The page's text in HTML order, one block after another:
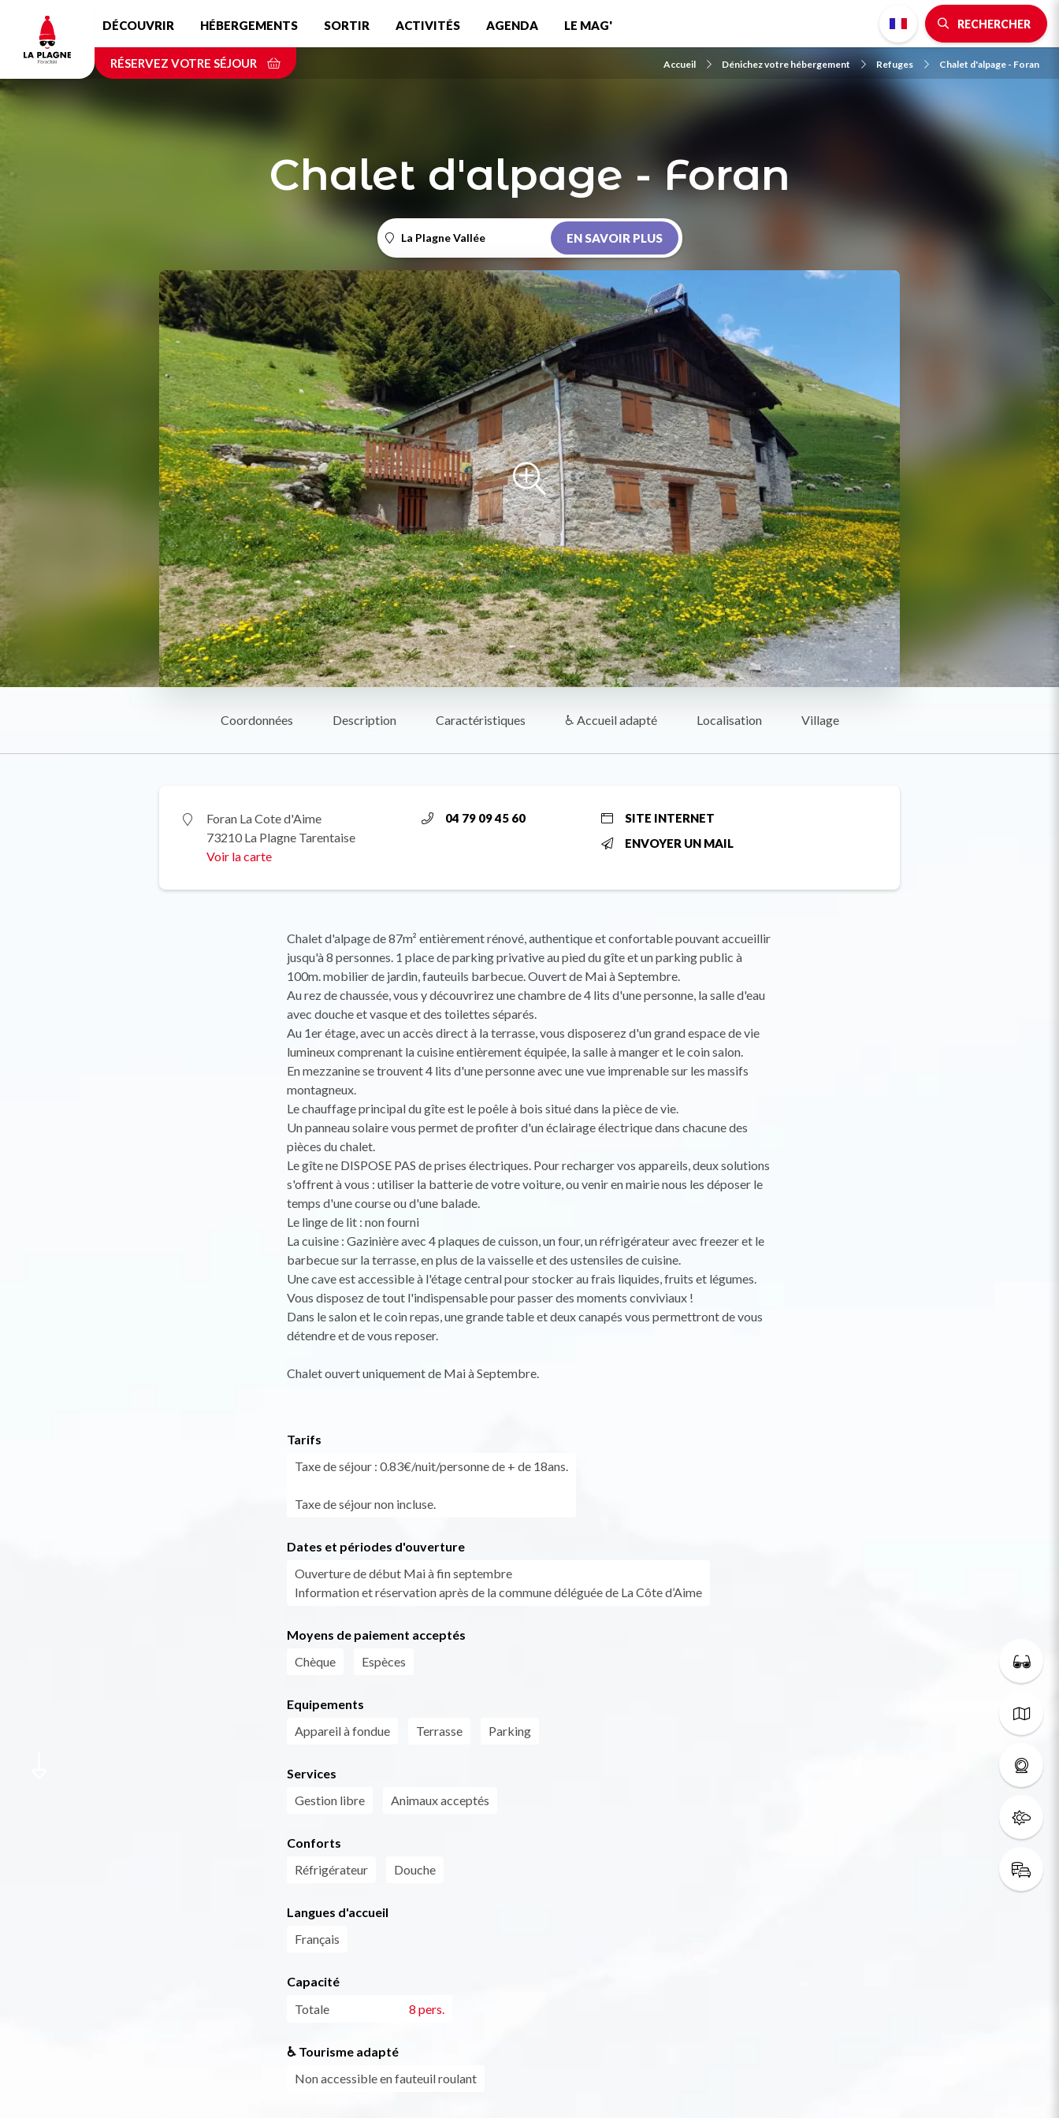
contenu
principal
DÉCOUVRIR HÉBERGEMENTS SORTIR ACTIVITÉS AGENDA LE MAG' RECHERCHER
RÉSERVEZ VOTRE SÉJOUR Accueil Dénichez votre hébergement Refuges Chalet d'alpage - Foran
Chalet d'alpage - Foran
La Plagne Vallée EN SAVOIR PLUS
Coordonnées Description Caractéristiques ♿ Accueil adapté Localisation Village
Foran La Cote d'Aime
73210 La Plagne Tarentaise
Voir la carte
04 79 09 45 60
SITE INTERNET
ENVOYER UN MAIL
Chalet d'alpage de 87m² entièrement rénové, authentique et confortable pouvant accueillir
jusqu'à 8 personnes. 1 place de parking privative au pied du gîte et un parking public à
100m. mobilier de jardin, fauteuils barbecue. Ouvert de Mai à Septembre.
Au rez de chaussée, vous y découvrirez une chambre de 4 lits d'une personne, la salle d'eau
avec douche et vasque et des toilettes séparés.
Au 1er étage, avec un accès direct à la terrasse, vous disposerez d'un grand espace de vie
lumineux comprenant la cuisine entièrement équipée, la salle à manger et le coin salon.
En mezzanine se trouvent 4 lits d'une personne avec une vue imprenable sur les massifs
montagneux.
Le chauffage principal du gîte est le poêle à bois situé dans la pièce de vie.
Un panneau solaire vous permet de profiter d'un éclairage électrique dans chacune des
pièces du chalet.
Le gîte ne DISPOSE PAS de prises électriques. Pour recharger vos appareils, deux solutions
s'offrent à vous : utiliser la batterie de votre voiture, ou venir en mairie nous les déposer le
temps d'une course ou d'une balade.
Le linge de lit : non fourni
La cuisine : Gazinière avec 4 plaques de cuisson, un four, un réfrigérateur avec freezer et le
barbecue sur la terrasse, en plus de la vaisselle et des ustensiles de cuisine.
Une cave est accessible à l'étage central pour stocker au frais liquides, fruits et légumes.
Vous disposez de tout l'indispensable pour passer des moments conviviaux !
Dans le salon et le coin repas, une grande table et deux canapés vous permettront de vous
détendre et de vous reposer.
Chalet ouvert uniquement de Mai à Septembre.
Tarifs
Taxe de séjour : 0.83€/nuit/personne de + de 18ans.
Taxe de séjour non incluse.
Dates et périodes d'ouverture
Ouverture de début Mai à fin septembre
Information et réservation après de la commune déléguée de La Côte d’Aime
Moyens de paiement acceptés
Chèque
Espèces
Equipements
Appareil à fondue
Terrasse Parking
Services
Gestion libre
Animaux acceptés
Conforts
Réfrigérateur
Douche
Langues d'accueil
Français
Capacité
Totale
8 pers.
♿ Tourisme adapté
Non accessible en fauteuil roulant